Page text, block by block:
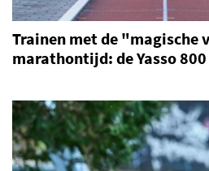
Trainen met de "magische
marathontijd: de Yasso 800